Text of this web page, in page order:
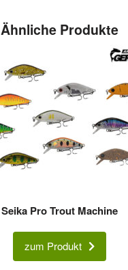
Ähnliche Produkte
Seika Pro Trout Machine
zum Produkt